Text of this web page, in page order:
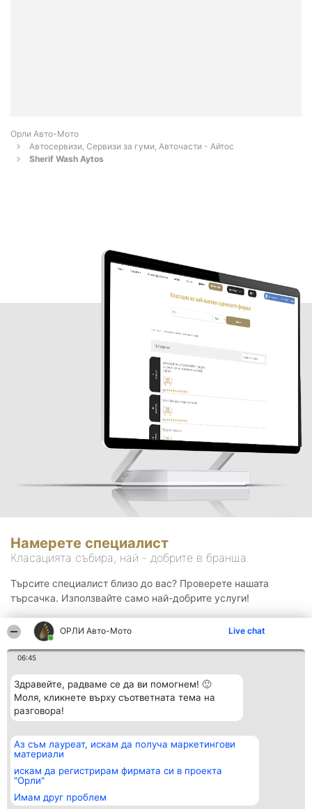
ОРЛИ Aвто-Mото Live chat
06:45
Здравейте, радваме се да ви помогнем! 🙂
Моля, кликнете върху съответната тема на
разговора!
Аз съм лауреат, искам да получа маркетингови
материали
искам да регистрирам фирмата си в проекта
"Орли"
Имам друг проблем
Орли Aвто-Mото
Автосервизи, Сервизи за гуми, Авточасти - Айтос
Sherif Wash Aytos
Намерете специалист
Класацията събира, най - добрите в бранша.
Търсите специалист близо до вас? Проверете нашата
търсачка. Използвайте само най-добрите услуги!
Организатор на
класиране
BulevardulAleea Timișul De
Sus Nr. 2, Bl. A30, Sc. A, Et.
4, Ap. 13
București 53-238
Класация
всички
Статут/Устав
Контакти